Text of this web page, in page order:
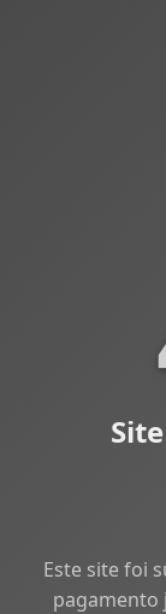
Este site foi
pagamento